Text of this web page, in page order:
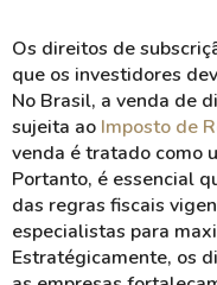
Os direitos de
que os investidores
No Brasil, a venda de
sujeita ao Imposto de
venda é tratado como
Portanto, é essencial
das regras fiscais
especialistas para
Estratégicamente, os